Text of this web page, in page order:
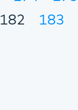
182
183